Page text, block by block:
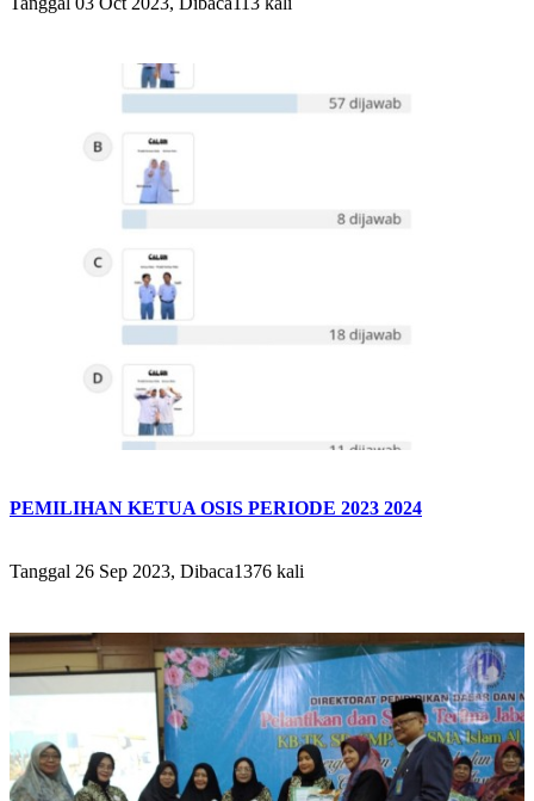
PEMILIHAN KETUA OSIS PERIODE 2023 2024
Tanggal 26 Sep 2023, Dibaca1376 kali